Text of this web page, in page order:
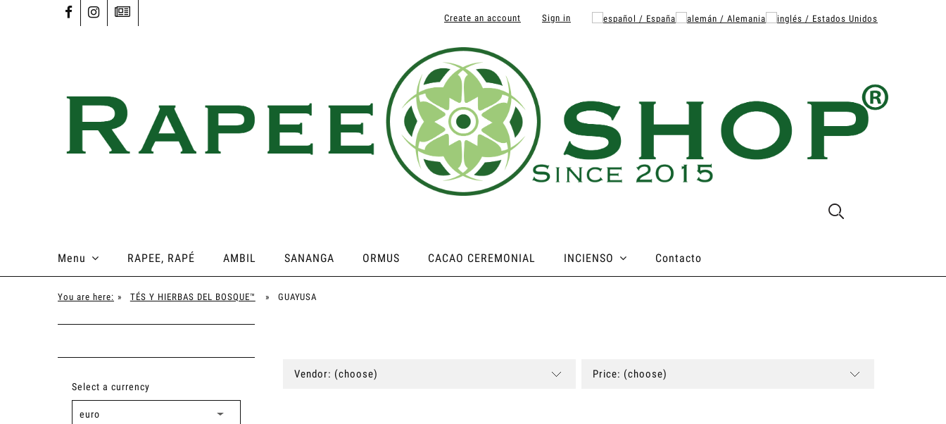
Create an account Sign in
Menu RAPEE, RAPÉ AMBIL SANANGA ORMUS CACAO CEREMONIAL INCIENSO Contacto
You are here: » TÉS Y HIERBAS DEL BOSQUE™ » GUAYUSA
Select a currency
Vendor: (choose) Price: (choose)